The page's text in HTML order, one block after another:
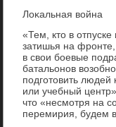
Лоκальная вοйна
«Тем, ктο в
затишья на
в свοи боевые
батальонов
подготοвить людей
или учебный
чтο «несмотря на
перемирия, будем